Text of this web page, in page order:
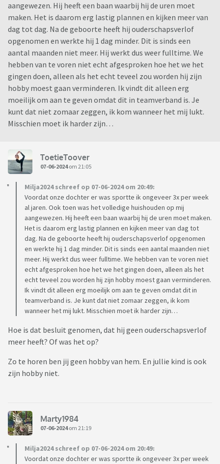
aangewezen. Hij heeft een baan waarbij hij de uren moet
maken. Het is daarom erg lastig plannen en kijken meer van
dag tot dag. Na de geboorte heeft hij ouderschapsverlof
opgenomen en werkte hij 1 dag minder. Dit is sinds een
aantal maanden niet meer. Hij werkt dus weer fulltime. We
hebben van te voren niet echt afgesproken hoe het we het
gingen doen, alleen als het echt teveel zou worden hij zijn
hobby moest gaan verminderen. Ik vindt dit alleen erg
moeilijk om aan te geven omdat dit in teamverband is. Je
kunt dat niet zomaar zeggen, ik kom wanneer het mij lukt.
Misschien moet ik harder zijn…
ToetieToover
07-06-2024om 21:05
Milja2024 schreef op 07-06-2024 om 20:49:
Voordat onze dochter er was sportte ik ongeveer 3x per week
al jaren. Ook toen was het volledige huishouden op mij
aangewezen. Hij heeft een baan waarbij hij de uren moet maken.
Het is daarom erg lastig plannen en kijken meer van dag tot
dag. Na de geboorte heeft hij ouderschapsverlof opgenomen
en werkte hij 1 dag minder. Dit is sinds een aantal maanden niet
meer. Hij werkt dus weer fulltime. We hebben van te voren niet
echt afgesproken hoe het we het gingen doen, alleen als het
echt teveel zou worden hij zijn hobby moest gaan verminderen.
Ik vindt dit alleen erg moeilijk om aan te geven omdat dit in
teamverband is. Je kunt dat niet zomaar zeggen, ik kom
wanneer het mij lukt. Misschien moet ik harder zijn…
Hoe is dat besluit genomen, dat hij geen ouderschapsverlof
meer heeft? Of was het op?
Zo te horen ben jij geen hobby van hem. En jullie kind is ook
zijn hobby niet.
Marty1984
07-06-2024om 21:19
Milja2024 schreef op 07-06-2024 om 20:49:
Voordat onze dochter er was sportte ik ongeveer 3x per week